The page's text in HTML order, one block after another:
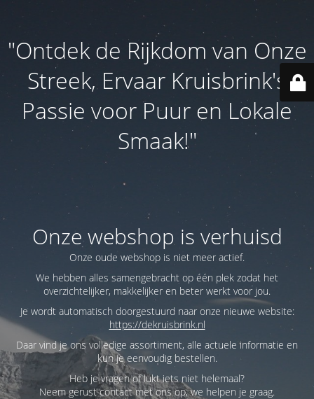
"Ontdek de Rijkdom van Onze
Streek, Ervaar Kruisbrink's
Passie voor Puur en Lokale
Smaak!"
Onze webshop is verhuisd
Onze oude webshop is niet meer actief.
We hebben alles samengebracht op één plek zodat het
overzichtelijker, makkelijker en beter werkt voor jou.
Je wordt automatisch doorgestuurd naar onze nieuwe website:
https://dekruisbrink.nl
Daar vind je ons volledige assortiment, alle actuele informatie en
kun je eenvoudig bestellen.
Heb je vragen of lukt iets niet helemaal?
Neem gerust contact met ons op, we helpen je graag.